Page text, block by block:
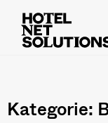
Kategorie: